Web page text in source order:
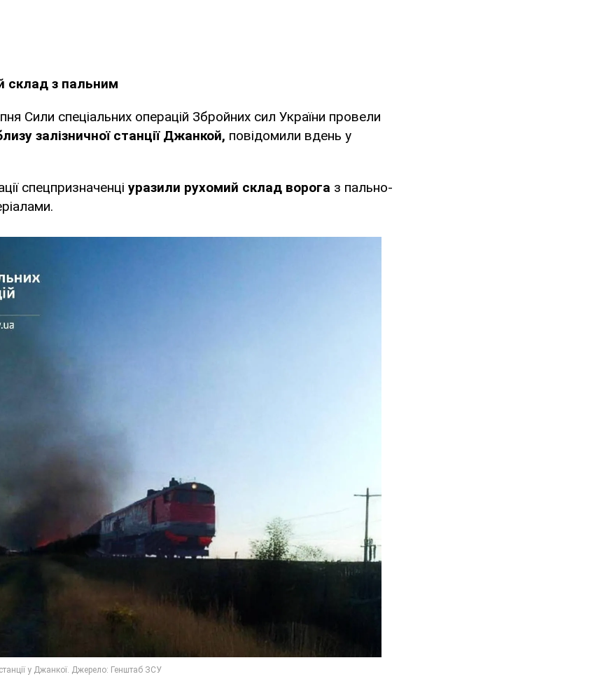
склад з пальним
Сили спеціальних операцій Збройних сил України провели
залізничної станції Джанкой, повідомили вдень у
спецпризначенці уразили рухомий склад ворога з пально-